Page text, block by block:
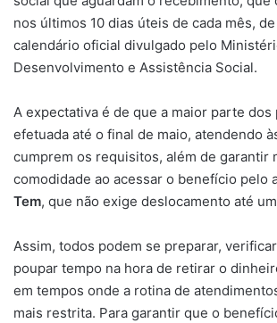
nos últimos 10 dias úteis de cada mês,
calendário oficial divulgado pelo
Desenvolvimento e Assistência Social.
A expectativa é de que a maior parte dos
efetuada até o final de maio, atendendo
cumprem os requisitos, além de garantir
comodidade ao acessar o benefício pelo
Tem, que não exige deslocamento até
Assim, todos podem se preparar,
poupar tempo na hora de retirar o
em tempos onde a rotina de
mais restrita. Para garantir que o